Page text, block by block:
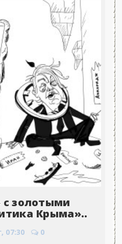
с золотыми
Крыма»..
07:30 0